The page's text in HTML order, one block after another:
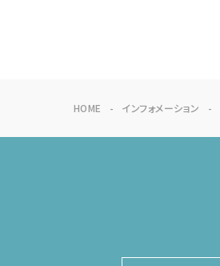
HOME インフォメーション